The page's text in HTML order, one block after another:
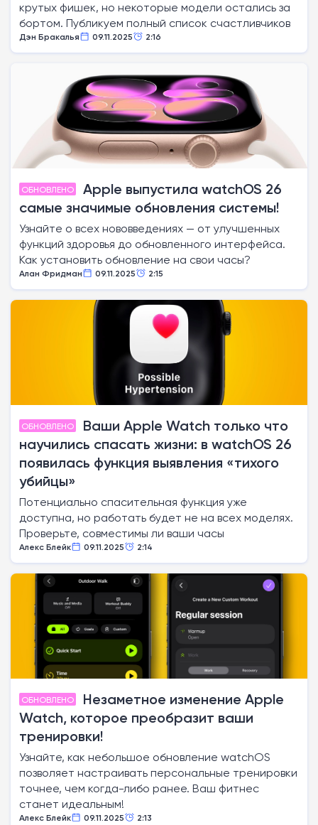
крутых фишек, но некоторые модели остались за
бортом. Публикуем полный список счастливчиков
Дэн Бракалья 09.11.2025 2:16
ОБНОВЛЕНО
Apple выпустила watchOS 26
самые значимые обновления системы!
Узнайте о всех нововведениях — от улучшенных
функций здоровья до обновленного интерфейса.
Как установить обновление на свои часы?
Алан Фридман 09.11.2025 2:15
ОБНОВЛЕНО
Ваши Apple Watch только что
научились спасать жизни: в watchOS 26
появилась функция выявления «тихого
убийцы»
Потенциально спасительная функция уже
доступна, но работать будет не на всех моделях.
Проверьте, совместимы ли ваши часы
Алекс Блейк 09.11.2025 2:14
ОБНОВЛЕНО
Незаметное изменение Apple
Watch, которое преобразит ваши
тренировки!
Узнайте, как небольшое обновление watchOS
позволяет настраивать персональные тренировки
точнее, чем когда-либо ранее. Ваш фитнес
станет идеальным!
Алекс Блейк 09.11.2025 2:13